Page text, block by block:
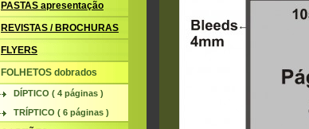
PASTAS apresentação
REVISTAS / BROCHURAS
FLYERS
FOLHETOS dobrados
DÍPTICO ( 4 páginas )
TRÍPTICO ( 6 páginas )